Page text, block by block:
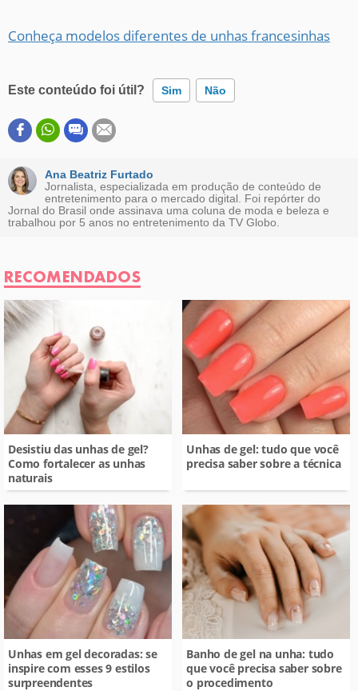
Conheça modelos diferentes de unhas francesinhas
Este conteúdo foi útil? Sim Não
Este conteúdo contém informação incorreta
Este conteúdo não tem a informação que procuro
Outro
Ana Beatriz Furtado
Jornalista, especializada em produção de conteúdo de
entretenimento para o mercado digital. Foi repórter do
Jornal do Brasil onde assinava uma coluna de moda e beleza e
trabalhou por 5 anos no entretenimento da TV Globo.
RECOMENDADOS
Desistiu das unhas de gel?
Como fortalecer as unhas
naturais
Unhas de gel: tudo que você
precisa saber sobre a técnica
Unhas em gel decoradas: se
inspire com esses 9 estilos
surpreendentes
Banho de gel na unha: tudo
que você precisa saber sobre
o procedimento